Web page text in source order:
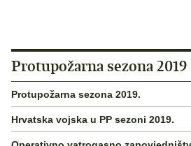
Protupožarna sezona 2019
Protupožarna sezona 2019.
Hrvatska vojska u PP sezoni 2019.